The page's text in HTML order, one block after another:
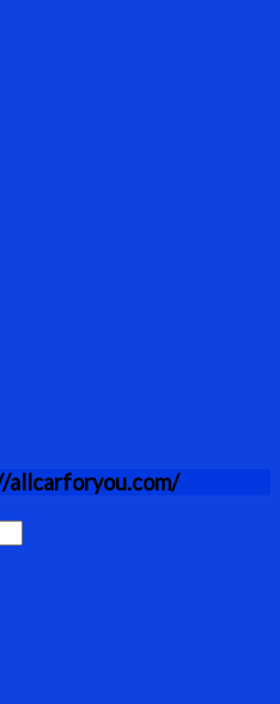
allcarforyou.com/